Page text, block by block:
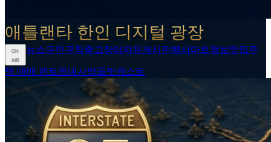
애틀랜타 한인 디지털 광장
ON
AIR
뉴스구인구직중고장터 자유게시판행사마트정보 맛집주
택 매매 렌트동네사람들팟캐스트